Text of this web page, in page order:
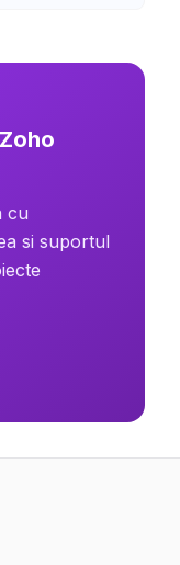
cu
si suportul